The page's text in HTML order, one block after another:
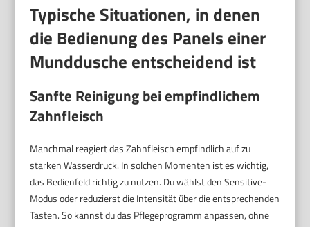
Typische Situationen, in denen
die Bedienung des Panels einer
Munddusche entscheidend ist
Sanfte Reinigung bei empfindlichem
Zahnfleisch
Manchmal reagiert das Zahnfleisch empfindlich auf zu
starken Wasserdruck. In solchen Momenten ist es wichtig,
das Bedienfeld richtig zu nutzen. Du wählst den Sensitive-
Modus oder reduzierst die Intensität über die entsprechenden
Tasten. So kannst du das Pflegeprogramm anpassen, ohne